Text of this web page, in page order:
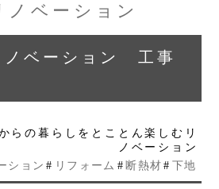
ノベーション
ノベーション 工事
らの暮らしをとことん楽しむリ
ノベーション
ション # リフォーム # 断熱材 # 下地